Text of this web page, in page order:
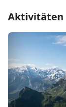
gemütlichem
Dallenwil ist
Besonders
den
neue Energie.
den
Bergküche.
Aktivitäten